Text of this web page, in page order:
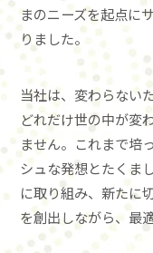
まのニーズを起点に
りました。
当社は、変わらない
どれだけ世の中が変
ません。これまで培
シュな発想とたくま
に取り組み、新たに
を創出しながら、最